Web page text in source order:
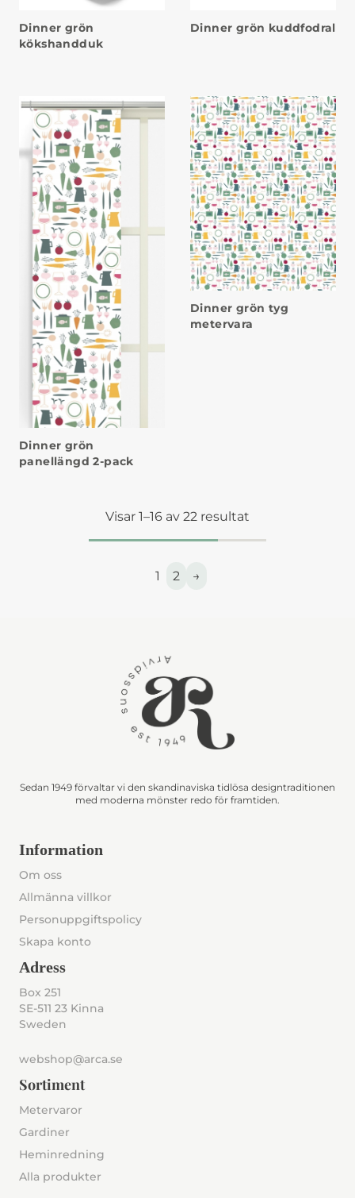
Dinner grön
kökshandduk
Dinner grön kuddfodral
Dinner grön
panellängd 2-pack
Dinner grön tyg
metervara
Visar 1–16 av 22 resultat
1 2 →
Sedan 1949 förvaltar vi den skandinaviska tidlösa designtraditionen
med moderna mönster redo för framtiden.
Information
Om oss
Allmänna villkor
Personuppgiftspolicy
Skapa konto
Adress
Box 251
SE-511 23 Kinna
Sweden
webshop@arca.se
Sortiment
Metervaror
Gardiner
Heminredning
Alla produkter